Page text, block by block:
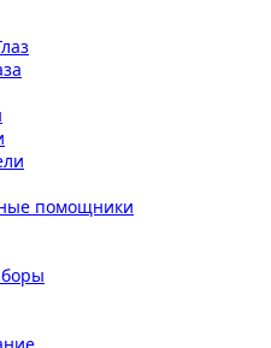
помощники